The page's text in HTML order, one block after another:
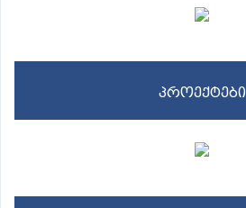
პროექტები